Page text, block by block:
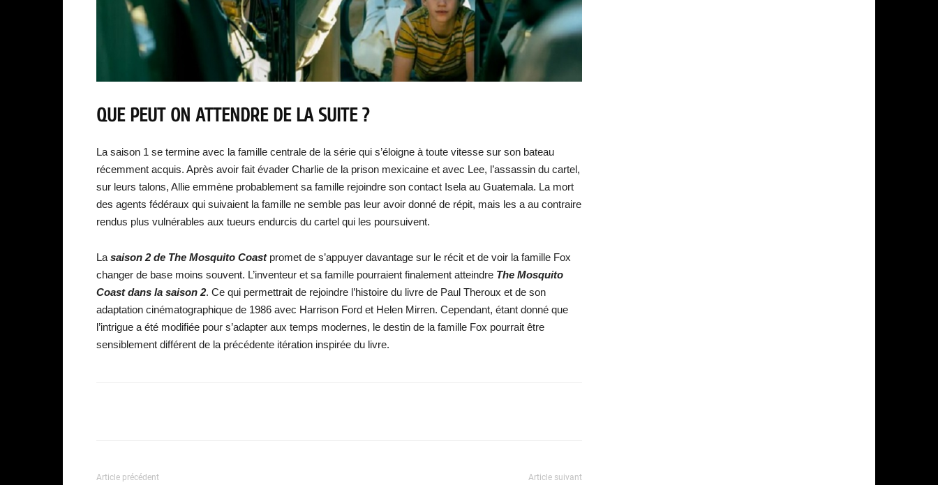
QUE PEUT ON ATTENDRE DE LA SUITE ?
La saison 1 se termine avec la famille centrale de la série qui s’éloigne à toute vitesse sur son bateau
récemment acquis. Après avoir fait évader Charlie de la prison mexicaine et avec Lee, l’assassin du cartel,
sur leurs talons, Allie emmène probablement sa famille rejoindre son contact Isela au Guatemala. La mort
des agents fédéraux qui suivaient la famille ne semble pas leur avoir donné de répit, mais les a au contraire
rendus plus vulnérables aux tueurs endurcis du cartel qui les poursuivent.
La saison 2 de The Mosquito Coastpromet de s’appuyer davantage sur le récit et de voir la famille Fox
changer de base moins souvent. L’inventeur et sa famille pourraient finalement atteindre The Mosquito
Coast dans la saison 2. Ce qui permettrait de rejoindre l’histoire du livre de Paul Theroux et de son
adaptation cinématographique de 1986 avec Harrison Ford et Helen Mirren. Cependant, étant donné que
l’intrigue a été modifiée pour s’adapter aux temps modernes, le destin de la famille Fox pourrait être
sensiblement différent de la précédente itération inspirée du livre.
Article précédent Article suivant